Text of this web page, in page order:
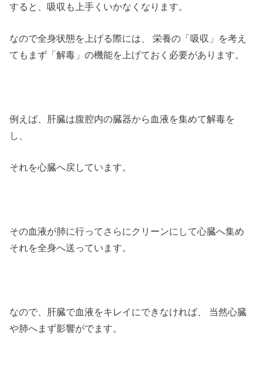
すると、吸収も上手くいかなくなります。
なので全身状態を上げる際には、 栄養の「吸収」を考え
てもまず「解毒」の機能を上げておく必要があります。
例えば、肝臓は腹腔内の臓器から血液を集めて解毒を
し、
それを心臓へ戻しています。
その血液が肺に行ってさらにクリーンにして心臓へ集め
それを全身へ送っています。
なので、肝臓で血液をキレイにできなければ、 当然心臓
や肺へまず影響がでます。